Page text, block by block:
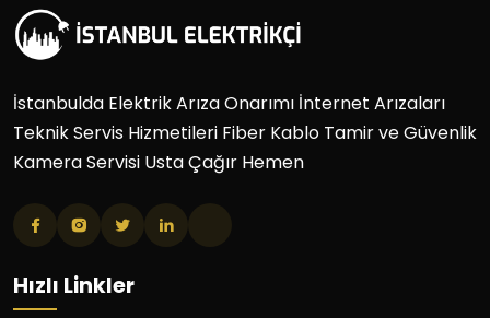
İstanbulda Elektrik Arıza Onarımı İnternet Arızaları
Teknik Servis Hizmetileri Fiber Kablo Tamir ve Güvenlik
Kamera Servisi Usta Çağır Hemen
Hızlı Linkler